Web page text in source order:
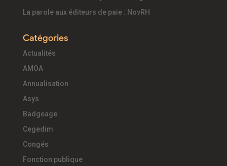
La parole aux éditeurs de paie : NovRH
Catégories
Actualités
AMOA
Annualisation
Asys
Badgeage
Cegedim
Congés
Fonction publique